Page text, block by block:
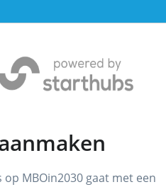
MBOin2030 gaat met een